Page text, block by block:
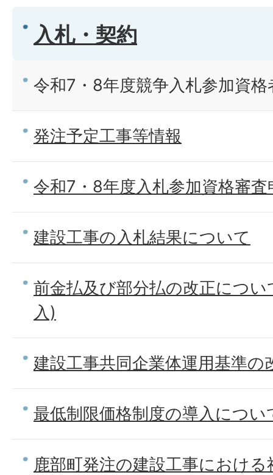
入札・契約
令和7・8年度競争入札参加資
発注予定工事等情報
令和7・8年度入札参加資格審
建設工事の入札結果について
前金払及び部分払の改正につ
入)
建設工事共同企業体運用基準の
最低制限価格制度の導入につい
鹿部町発注の建設工事におけ